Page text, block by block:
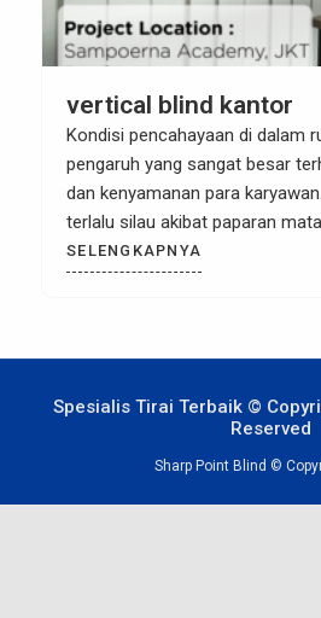
vertical blind kantor
Kondisi pencahayaan di dalam
pengaruh yang sangat besar
dan kenyamanan para
terlalu silau akibat paparan
menimbulkan pantulan (glare)
komputer, memicu mata cepat
lesu. Dalam dunia arsitektur […]
SELENGKAPNYA
Spesialis Tirai Terbaik ©
Reserved
Sharp Point Blind ©